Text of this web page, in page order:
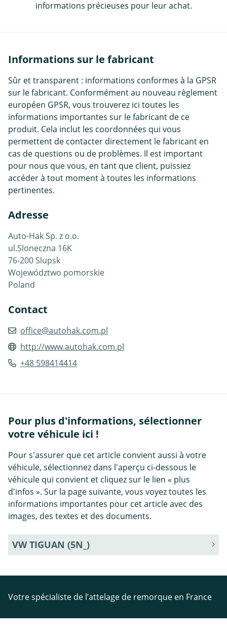
informations précieuses pour leur achat.
Informations sur le fabricant
Sûr et transparent : informations conformes à la GPSR
sur le fabricant. Conformément au nouveau règlement
européen GPSR, vous trouverez ici toutes les
informations importantes sur le fabricant de ce
produit. Cela inclut les coordonnées qui vous
permettent de contacter directement le fabricant en
cas de questions ou de problèmes. Il est important
pour nous que vous, en tant que client, puissiez
accéder à tout moment à toutes les informations
pertinentes.
Adresse
Auto-Hak Sp. z o.o.
ul.Sloneczna 16K
76-200 Slupsk
Województwo pomorskie
Poland
Contact
office@autohak.com.pl
http://www.autohak.com.pl
+48 598414414
Pour plus d'informations, sélectionner
votre véhicule ici !
Pour s'assurer que cet article convient aussi à votre
véhicule, sélectionnez dans l'aperçu ci-dessous le
véhicule qui convient et cliquez sur le lien « plus
d'infos ». Sur la page suivante, vous voyez toutes les
informations importantes pour cet article avec des
images, des textes et des documents.
VW TIGUAN (5N_)
Votre spécialiste de l’attelage de remorque en France